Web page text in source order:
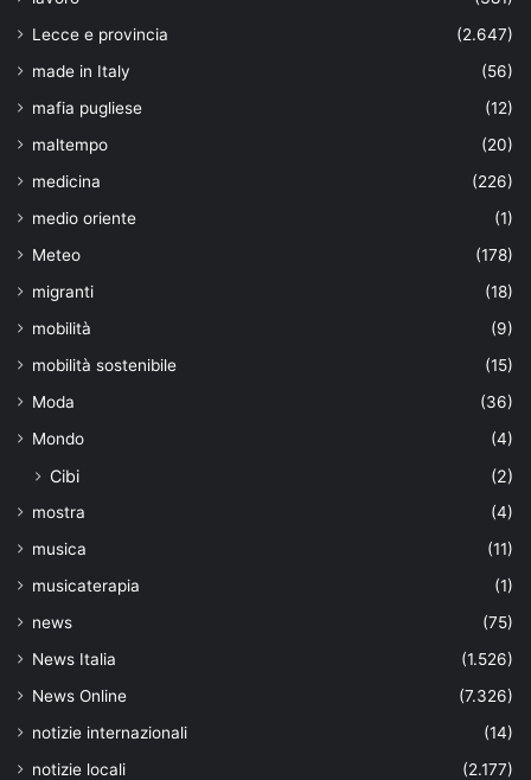
Lecce e provincia
(2.647)
made in Italy
(56)
mafia pugliese
(12)
maltempo
(20)
medicina
(226)
medio oriente
(1)
Meteo
(178)
migranti
(18)
mobilità
(9)
mobilità sostenibile
(15)
Moda
(36)
Mondo
(4)
Cibi (2)
mostra
(4)
musica
(11)
musicaterapia
(1)
news
(75)
News Italia
(1.526)
News Online
(7.326)
notizie internazionali
(14)
notizie locali
(2.177)